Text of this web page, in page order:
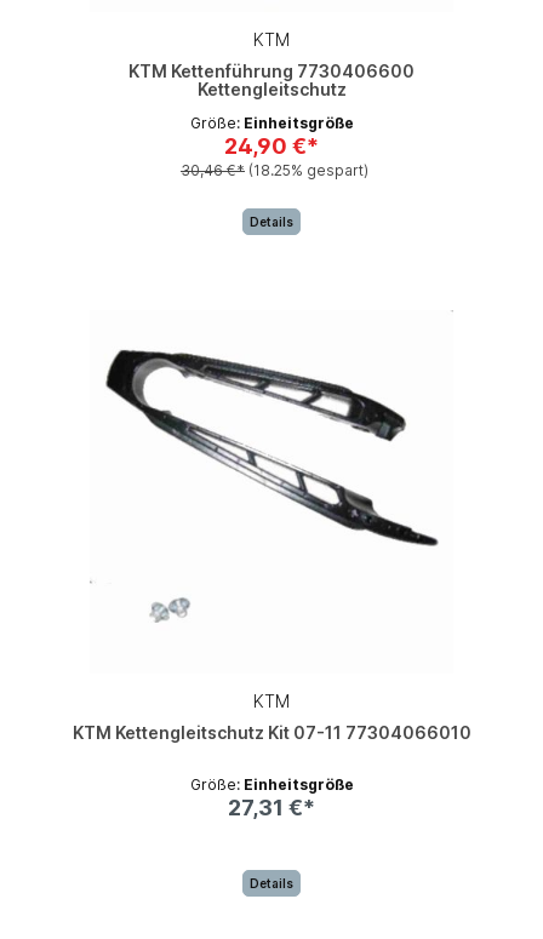
KTM
KTM Kettenführung 7730406600
Kettengleitschutz
Größe: Einheitsgröße
24,90 €*
30,46 €* (18.25% gespart)
Details
KTM
KTM Kettengleitschutz Kit 07-11 77304066010
Größe: Einheitsgröße
27,31 €*
Details